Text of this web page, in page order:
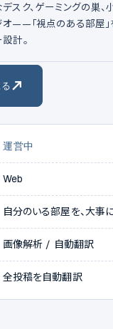
運営中
Web
自分のいる部屋を、大事
画像解析 / 自動翻訳
全投稿を自動翻訳
スク、ゲーミングの巣
オ——「視点のある部屋」
計。